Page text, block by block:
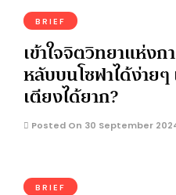
BRIEF
เข้าใจจิตวิทยาแห่งก
หลับบนโซฟาได้ง่าย
เตียงได้ยาก?
Posted On 30 September
BRIEF